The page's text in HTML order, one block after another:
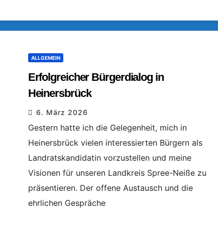
ALLGEMEIN
Erfolgreicher Bürgerdialog in
Heinersbrück
6. März 2026
Gestern hatte ich die Gelegenheit, mich in
Heinersbrück vielen interessierten Bürgern als
Landratskandidatin vorzustellen und meine
Visionen für unseren Landkreis Spree-Neiße zu
präsentieren. Der offene Austausch und die
ehrlichen Gespräche